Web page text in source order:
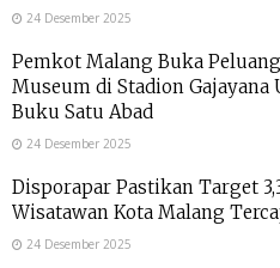
24 Desember 2025
Pemkot Malang Buka
Museum di Stadion Gajayana
Buku Satu Abad
24 Desember 2025
Disporapar Pastikan Target
Wisatawan Kota Malang
24 Desember 2025